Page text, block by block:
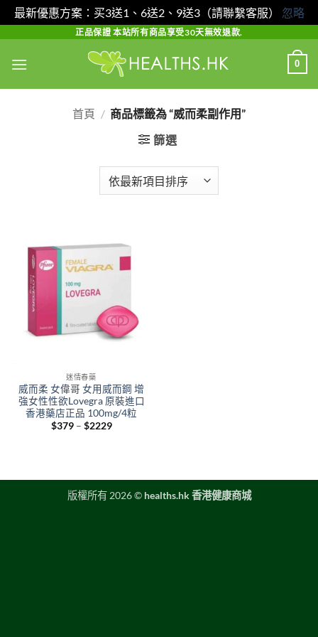
最新優惠方案：买3送1、6送2、9送3（請聯繫客服） 忽略
content
正品保證 本站所有商品享受30天無效退款.
0
首頁 / 商品標籤為 “威而柔副作用”
篩選
迷情春藥
威而柔 女偉哥 女用威而鋼 增
強女性性欲Lovegra 原裝進口
香港藥店正品 100mg/4粒
$379 – $2229Price
版權所有 2026 © healths.hk 香港健康商城